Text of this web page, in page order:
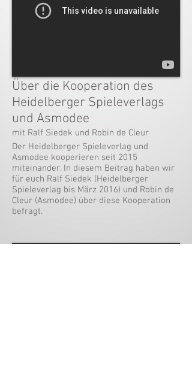
Über die Kooperation des
Heidelberger Spieleverlags
und Asmodee
mit Ralf Siedek und Robin de Cleur
Der Heidelberger Spieleverlag und
Asmodee kooperieren seit 2015
miteinander. In diesem Beitrag haben wir
für euch Ralf Siedek (Heidelberger
Spieleverlag bis März 2016) und Robin de
Cleur (Asmodee) über diese Kooperation
befragt.